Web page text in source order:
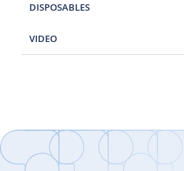
DISPOSABLES
VIDEO